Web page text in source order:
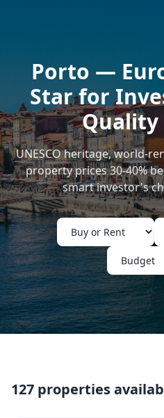
Porto —
Star for
Quality
UNESCO heritage, world-
property prices 30-40%
smart investor's
127 properties